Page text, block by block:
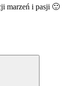
marzeń i pasji 🙂